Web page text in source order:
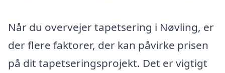
Når du overvejer tapetsering i Nøvling, er
der flere faktorer, der kan påvirke prisen
på dit tapetseringsprojekt. Det er vigtigt